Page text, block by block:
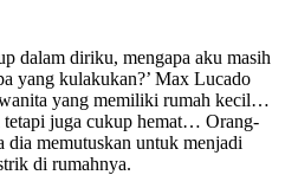
dalam diriku, mengapa aku masih
yang kulakukan?’ Max Lucado
wanita yang memiliki rumah kecil…
tetapi juga cukup hemat… Orang-
memutuskan untuk menjadi
di rumahnya.